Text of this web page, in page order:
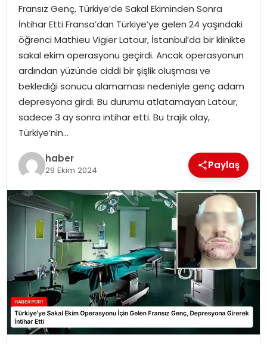
SPOR
EĞITIM
OTOMOBIL
TEKNOLOJI
Fransız Genç, Türkiye’de Sakal Ekiminden Sonra
İntihar Etti Fransa’dan Türkiye’ye gelen 24 yaşındaki
öğrenci Mathieu Vigier Latour, İstanbul’da bir klinikte
sakal ekim operasyonu geçirdi. Ancak operasyonun
ardından yüzünde ciddi bir şişlik oluşması ve
beklediği sonucu alamaması nedeniyle genç adam
depresyona girdi. Bu durumu atlatamayan Latour,
sadece 3 ay sonra intihar etti. Bu trajik olay,
Türkiye’nin…
haber
29 Ekim 2024 Paylaş